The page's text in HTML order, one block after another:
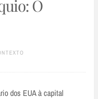
O
dos EUA à capital